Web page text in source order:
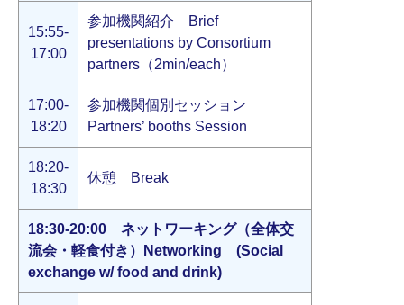
15:55-
17:00
参加機関紹介 Brief
presentations by Consortium
partners（2min/each）
17:00-
18:20
参加機関個別セッション
Partners’ booths Session
18:20-
18:30
休憩 Break
18:30-20:00 ネットワーキング（全体交
流会・軽食付き）Networking (Social
exchange w/ food and drink)